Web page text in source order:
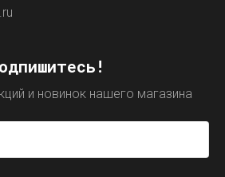
и новинок нашего магазина